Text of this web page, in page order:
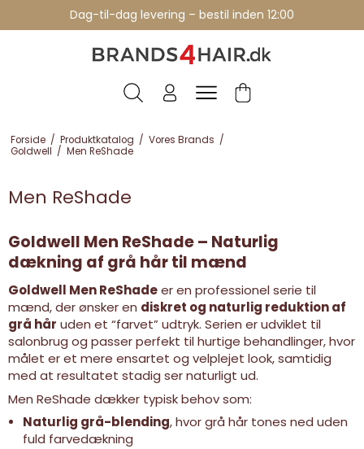
Dag-til-dag levering – bestil inden 12:00
Professionelle brands - over 15 års erfaring
Forside / Produktkatalog / Vores Brands /
Goldwell / Men ReShade
Men ReShade
Goldwell Men ReShade – Naturlig
dækning af grå hår til mænd
Goldwell Men ReShadeer en professionel serie til
mænd, der ønsker en diskret og naturlig reduktion af
grå hår uden et “farvet” udtryk. Serien er udviklet til
salonbrug og passer perfekt til hurtige behandlinger, hvor
målet er et mere ensartet og velplejet look, samtidig
med at resultatet stadig ser naturligt ud.
Men ReShade dækker typisk behov som:
Naturlig grå-blending, hvor grå hår tones ned uden
fuld farvedækning